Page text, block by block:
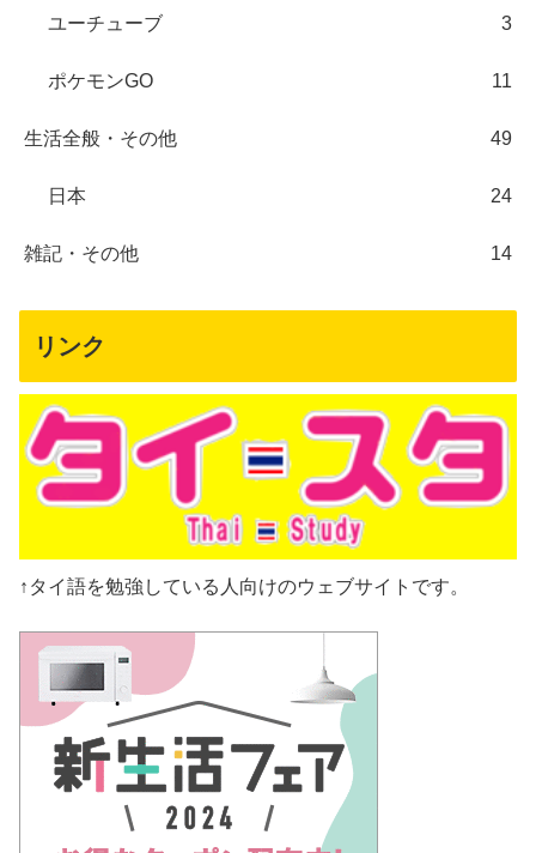
ユーチューブ 3
ポケモンGO 11
生活全般・その他 49
日本 24
雑記・その他 14
リンク
↑タイ語を勉強している人向けのウェブサイトです。